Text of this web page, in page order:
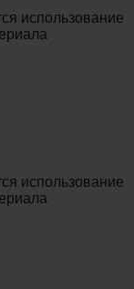
использование
использование